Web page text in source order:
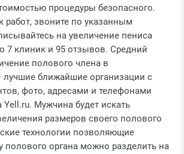
процедуры безопасного.
работ, звоните по указанным
на увеличение пениса
7 клиник и 95 отзывов. Средний
полового члена в
лучшие ближайшие организации с
фото, адресами и телефонами
Мужчина будет искать
размеров своего полового
технологии позволяющие
полового органа можно разделить на